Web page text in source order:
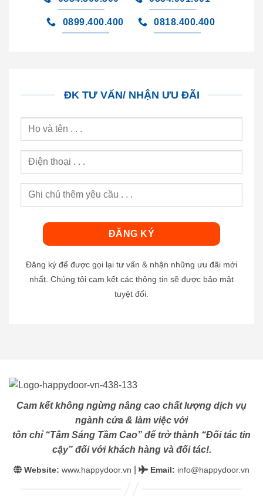
0899.400.400 0818.400.400
ĐK TƯ VẤN/ NHẬN ƯU ĐÃI
Đăng ký để được gọi lại tư vấn & nhận những ưu đãi mới
nhất. Chúng tôi cam kết các thông tin sẽ được bảo mật
tuyệt đối.
Cam kết không ngừng nâng cao chất lượng dịch vụ
ngành cửa & làm việc với
tôn chỉ “Tâm Sáng Tầm Cao” để trở thành “Đối tác tin
cậy” đối với khách hàng và đối tác!.
Website: www.happydoor.vn Email: info@happydoor.vn